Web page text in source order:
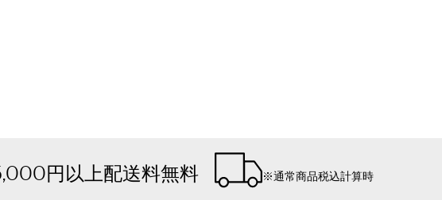
円以上配送料無料 ※通常商品税込計算時